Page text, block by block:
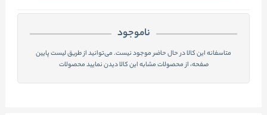
ناموجود
متاسفانه این کالا در حال حاضر موجود نیست. می‌توانید از طریق لیست پایین
صفحه، از محصولات مشابه این کالا دیدن نمایید محصولات